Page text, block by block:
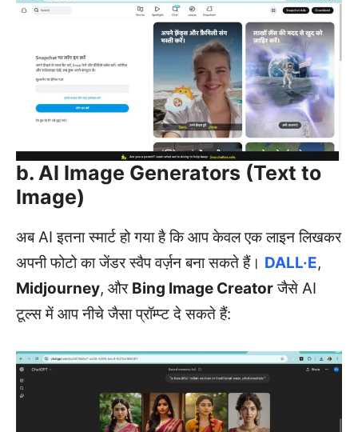
b. AI Image Generators (Text to
Image)
अब AI इतना स्मार्ट हो गया है कि आप केवल एक लाइन लिखकर
अपनी फोटो का जेंडर स्वैप वर्ज़न बना सकते हैं। DALL·E,
Midjourney, और Bing Image Creatorजैसे AI
टूल्स में आप नीचे जैसा प्रॉम्प्ट दे सकते हैं: